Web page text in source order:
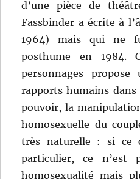
d’une pièce de
Fassbinder a écrite à
1964) mais qui ne
posthume en 1984.
personnages
rapports humains
pouvoir, la
homosexuelle du
très naturelle : si ce
particulier, ce
homosexualité mais